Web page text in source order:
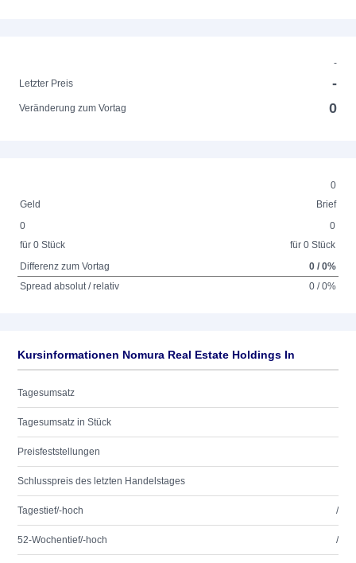
-
Letzter Preis
-
Veränderung zum Vortag 0
0
Geld
Brief
0
für 0 Stück
0
für 0 Stück
Differenz zum Vortag
0 / 0%
Spread absolut / relativ
0 / 0%
Kursinformationen Nomura Real Estate Holdings In
Tagesumsatz
Tagesumsatz in Stück
Preisfeststellungen
Schlusspreis des letzten Handelstages
Tagestief/-hoch /
52-Wochentief/-hoch /